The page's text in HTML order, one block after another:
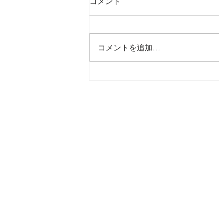
最後の日記です
コメントを追加…